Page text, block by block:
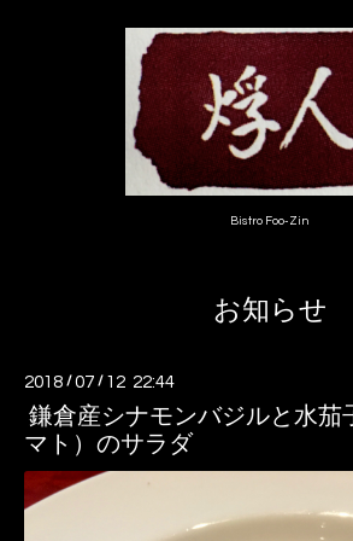
Bistro Foo-Zin
お知らせ
2018 /07 / 12 22:44
鎌倉産シナモンバジルと水茄
マト）のサラダ